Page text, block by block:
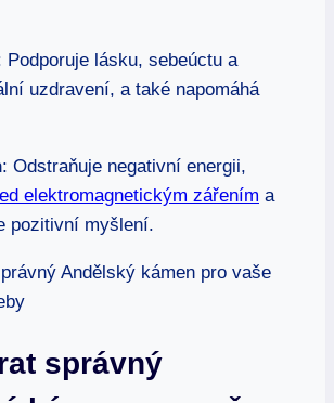
Podporuje lásku, sebeúctu a
uzdravení, a také napomáhá
: Odstraňuje negativní energii,
elektromagnetickým zářením a
pozitivní myšlení.
správný